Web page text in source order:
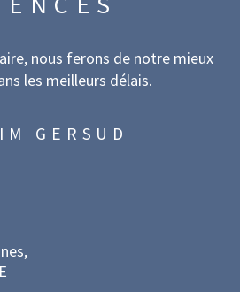
nous ferons de notre mieux
les meilleurs délais.
GERSUD